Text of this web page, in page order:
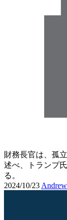
財務長官は、孤
述べ、トランプ
る。
2024/10/23